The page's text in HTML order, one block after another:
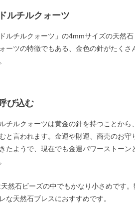
ルチルクォーツ
ドルチルクォーツ」の4mmサイズの天然石
ーツの特徴でもある、金色の針がたくさ
び込む
チルクォーツは黄金の針を持つことから
と言われます。金運や財運、商売のお守
たようで、現在でも金運パワーストーン
然石ビーズの中でもかなり小さめです
な天然石ブレスにおすすめです。